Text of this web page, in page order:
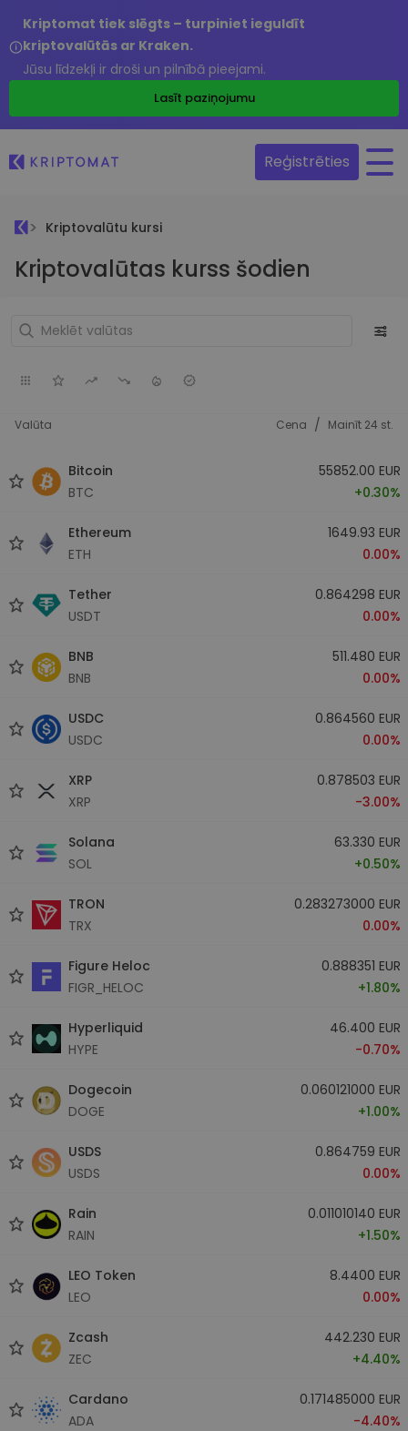
Kriptomat tiek slēgts – turpiniet ieguldīt
kriptovalūtās ar Kraken.
Jūsu līdzekļi ir droši un pilnībā pieejami.
Lasīt paziņojumu
Reģistrēties
Kriptovalūtu kursi
Kriptovalūtas kurss šodien
Valūta Cena / Mainīt 24 st.
Bitcoin
BTC
55852.00 EUR
+0.30%
Ethereum
ETH
1649.93 EUR
0.00%
Tether
USDT
0.864298 EUR
0.00%
BNB
BNB
511.480 EUR
0.00%
USDC
USDC
0.864560 EUR
0.00%
XRP
XRP
0.878503 EUR
-3.00%
Solana
SOL
63.330 EUR
+0.50%
TRON
TRX
0.283273000 EUR
0.00%
Figure Heloc
FIGR_HELOC
0.888351 EUR
+1.80%
Hyperliquid
HYPE
46.400 EUR
-0.70%
Dogecoin
DOGE
0.060121000 EUR
+1.00%
USDS
USDS
0.864759 EUR
0.00%
Rain
RAIN
0.011010140 EUR
+1.50%
LEO Token
LEO
8.4400 EUR
0.00%
Zcash
ZEC
442.230 EUR
+4.40%
Cardano
ADA
0.171485000 EUR
-4.40%